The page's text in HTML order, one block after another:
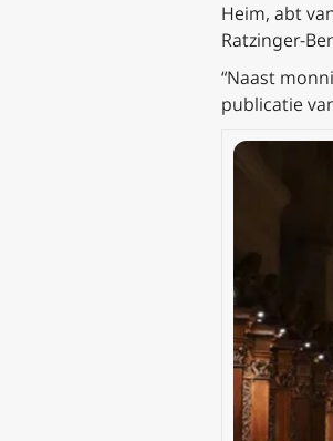
Heim, abt
Ratzinger-
“Naast
publicatie